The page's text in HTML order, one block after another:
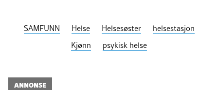
SAMFUNN Helse Helsesøster
helsestasjon
Kjønn
psykisk helse
ANNONSE